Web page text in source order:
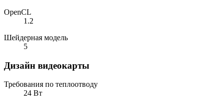
OpenCL
1.2
Шейдерная модель
5
Дизайн видеокарты
Требования по теплоотводу
24 Вт